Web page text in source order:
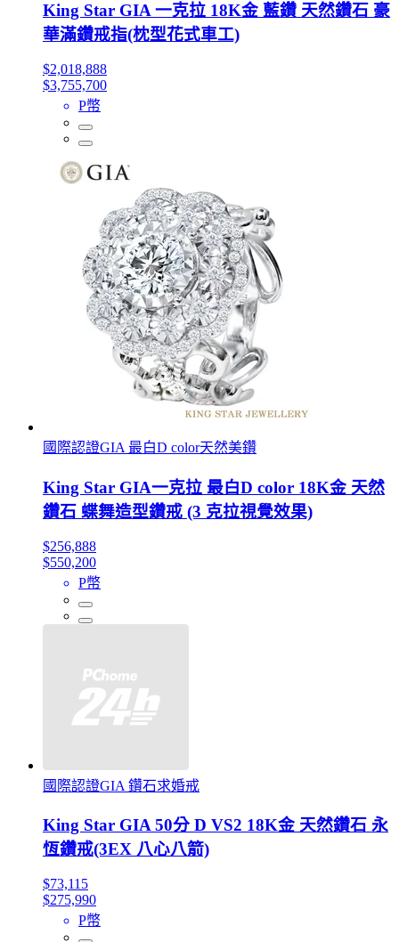
King Star GIA 一克拉 18K金 藍鑽 天然鑽石 豪
華滿鑽戒指(枕型花式車工)
$2,018,888
$3,755,700
P幣
國際認證GIA 最白D color天然美鑽
King Star GIA一克拉 最白D color 18K金 天然
鑽石 蝶舞造型鑽戒 (3 克拉視覺效果)
$256,888
$550,200
P幣
國際認證GIA 鑽石求婚戒
King Star GIA 50分 D VS2 18K金 天然鑽石 永
恆鑽戒(3EX 八心八箭)
$73,115
$275,990
P幣